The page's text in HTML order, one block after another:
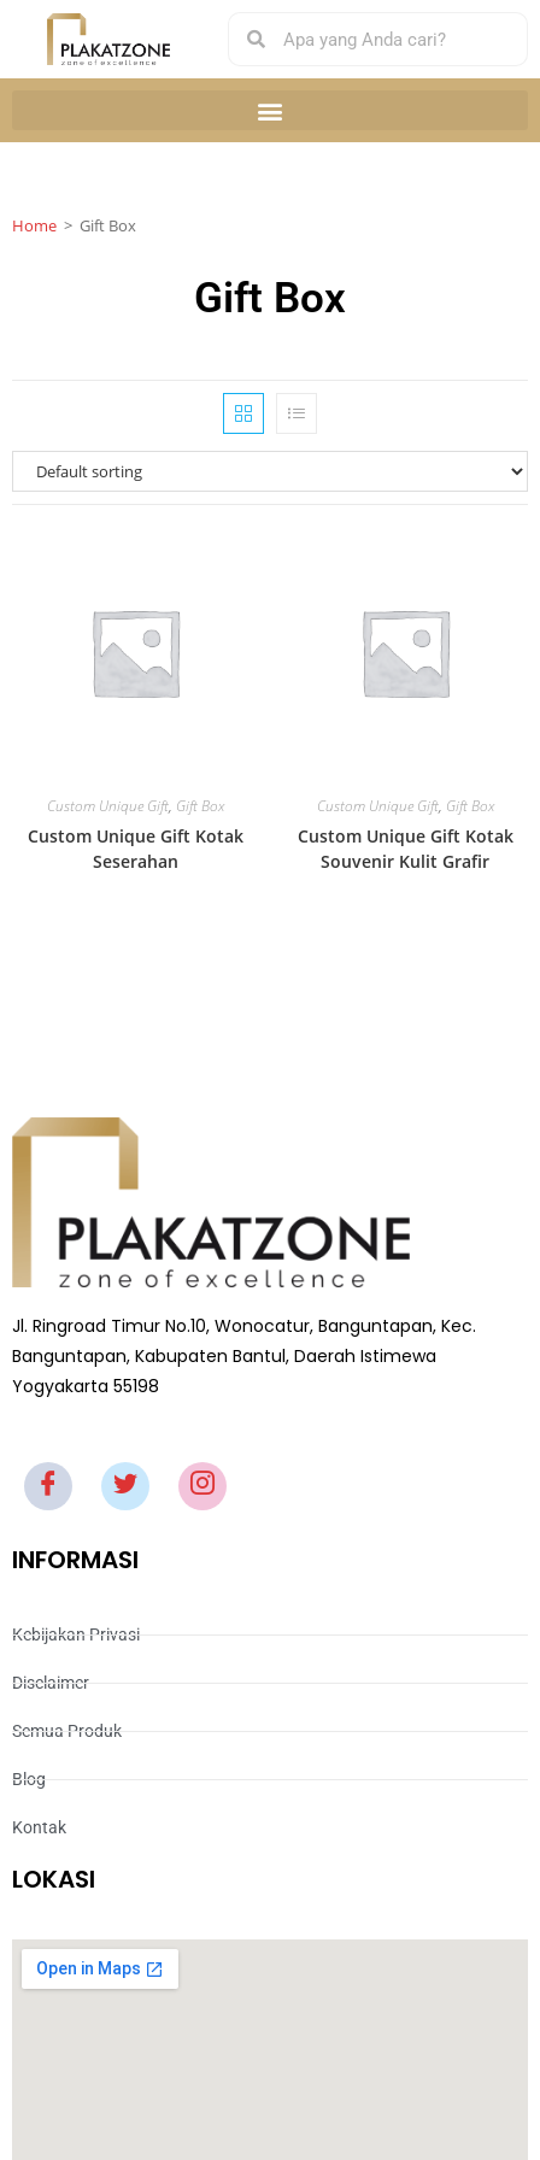
Home > Gift Box
Gift Box
Custom Unique Gift, Gift Box
Custom Unique Gift Kotak
Seserahan
Custom Unique Gift, Gift Box
Custom Unique Gift Kotak
Souvenir Kulit Grafir
Jl. Ringroad Timur No.10, Wonocatur, Banguntapan, Kec.
Banguntapan, Kabupaten Bantul, Daerah Istimewa
Yogyakarta 55198
INFORMASI
Kebijakan Privasi
Disclaimer
Semua Produk
Blog
Kontak
LOKASI